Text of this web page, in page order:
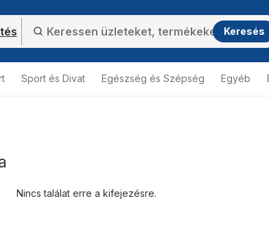
Keresés
Sport és Divat Egészség és Szépség Egyéb
Nincs találat erre a kifejezésre.